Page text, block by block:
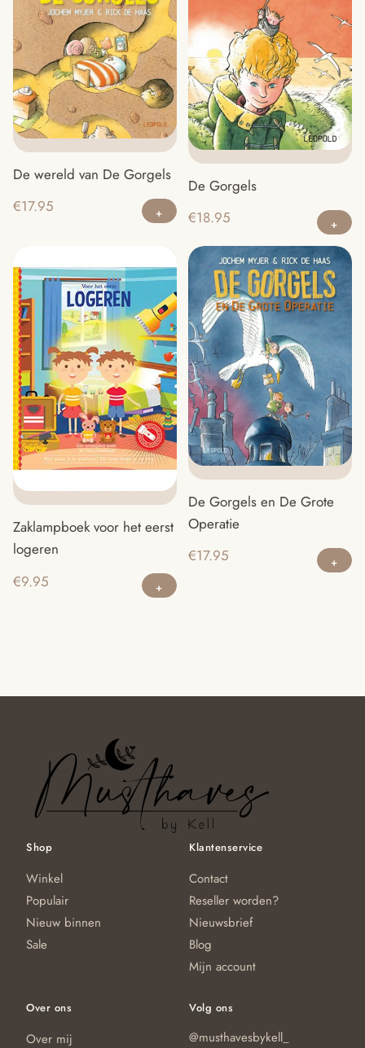
De wereld van De Gorgels
€17.95
De Gorgels
€18.95
Zaklampboek voor het eerst
logeren
€9.95
De Gorgels en De Grote
Operatie
€17.95
Shop
Winkel
Populair
Nieuw binnen
Sale
Klantenservice
Contact
Reseller worden?
Nieuwsbrief
Blog
Mijn account
Over ons
Over mij
Volg ons
@musthavesbykell_